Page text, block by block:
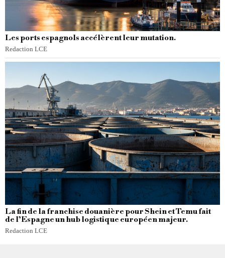
Les ports espagnols accélèrent leur mutation.
Redaction LCE
La fin de la franchise douanière pour Shein et Temu fait
de l’Espagne un hub logistique européen majeur.
Redaction LCE